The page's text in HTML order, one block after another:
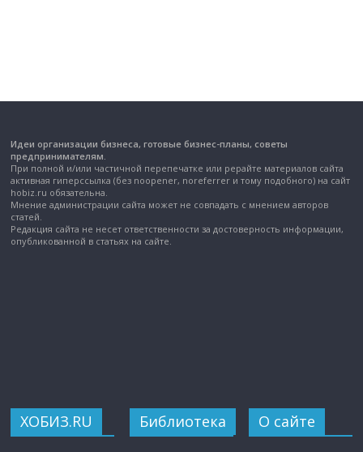
Идеи организации бизнеса, готовые бизнес-планы, советы
предпринимателям.
При полной и/или частичной перепечатке или рерайте материалов сайта
активная гиперссылка (без noopener, noreferrer и тому подобного) на сайт
hobiz.ru обязательна.
Мнение администрации сайта может не совпадать с мнением авторов
статей.
Редакция сайта не несет ответственности за достоверность информации,
опубликованной в статьях на сайте.
ХОБИЗ.RU Библиотека О сайте